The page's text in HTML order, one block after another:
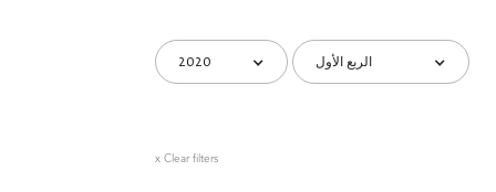
2020 الربع الأول
x Clear filters